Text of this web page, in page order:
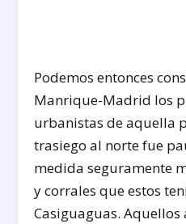
Podemos entonces
Manrique-Madrid los
urbanistas de aquella
trasiego al norte fue
medida seguramente
y corrales que estos
Casiguaguas. Aquellos